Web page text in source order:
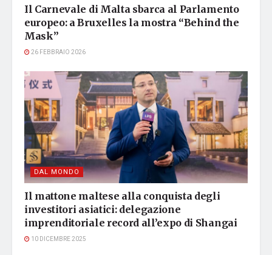
Il Carnevale di Malta sbarca al Parlamento
europeo: a Bruxelles la mostra “Behind the
Mask”
26 FEBBRAIO 2026
DAL MONDO
Il mattone maltese alla conquista degli
investitori asiatici: delegazione
imprenditoriale record all’expo di Shangai
10 DICEMBRE 2025